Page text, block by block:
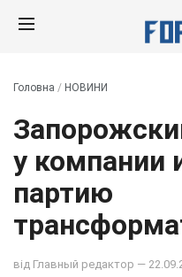
Головна / НОВИНИ
у компании
партию
від Главный редактор —